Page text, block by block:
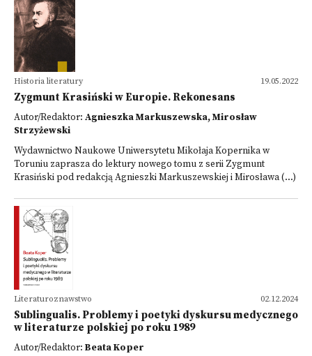
19.05.2022
Historia literatury
Zygmunt Krasiński w Europie. Rekonesans
Autor/Redaktor: Agnieszka Markuszewska, Mirosław
Strzyżewski
Wydawnictwo Naukowe Uniwersytetu Mikołaja Kopernika w
Toruniu zaprasza do lektury nowego tomu z serii Zygmunt
Krasiński pod redakcją Agnieszki Markuszewskiej i Mirosława (...)
02.12.2024
Literaturoznawstwo
Sublingualis. Problemy i poetyki dyskursu medycznego
w literaturze polskiej po roku 1989
Autor/Redaktor: Beata Koper